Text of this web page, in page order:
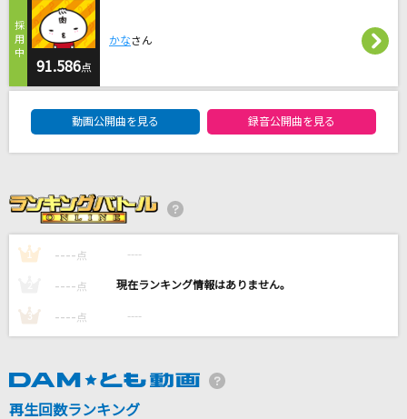
桜
コブクロ
ETERNAL BLAZE
水樹奈々
≒JOY
きっと大丈夫
Little Glee Monster
もっと見る
91.586点
かなさん
動画公開曲を見る 録音公開曲を見る
1 ---- 点 ----
---- 点 ----
3 ---- 点 ----
再生回数ランキング